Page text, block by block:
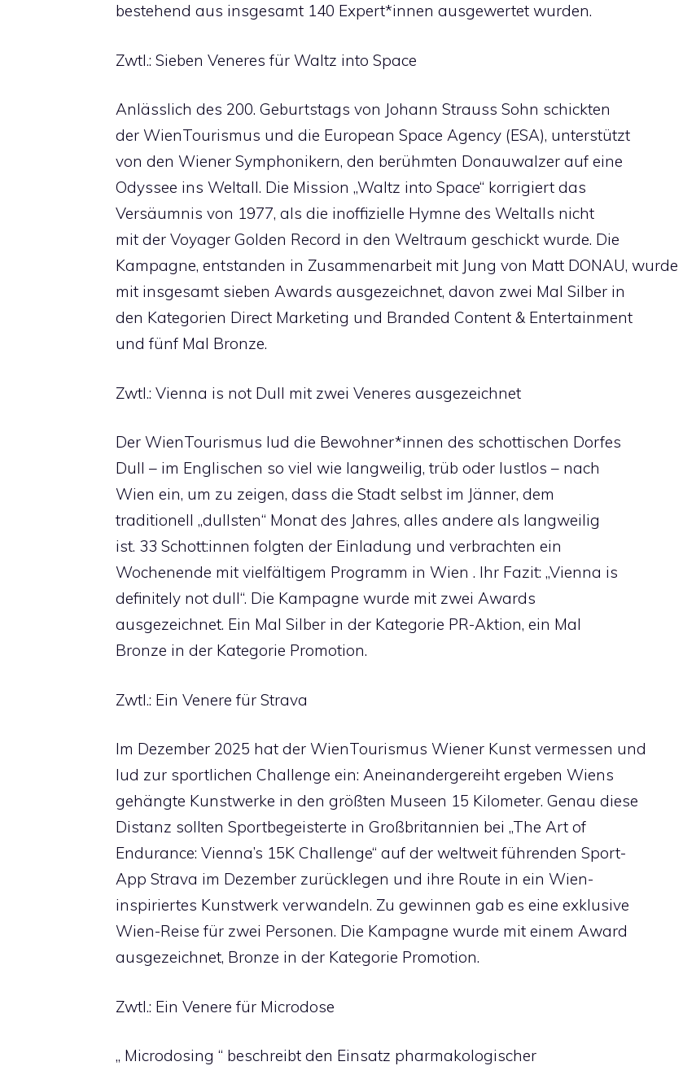
bestehend aus insgesamt 140 Expert*innen ausgewertet wurden.
Zwtl.: Sieben Veneres für Waltz into Space
Anlässlich des 200. Geburtstags von Johann Strauss Sohn schickten
der WienTourismus und die European Space Agency (ESA), unterstützt
von den Wiener Symphonikern, den berühmten Donauwalzer auf eine
Odyssee ins Weltall. Die Mission „Waltz into Space“ korrigiert das
Versäumnis von 1977, als die inoffizielle Hymne des Weltalls nicht
mit der Voyager Golden Record in den Weltraum geschickt wurde. Die
Kampagne, entstanden in Zusammenarbeit mit Jung von Matt DONAU, wurde
mit insgesamt sieben Awards ausgezeichnet, davon zwei Mal Silber in
den Kategorien Direct Marketing und Branded Content & Entertainment
und fünf Mal Bronze.
Zwtl.: Vienna is not Dull mit zwei Veneres ausgezeichnet
Der WienTourismus lud die Bewohner*innen des schottischen Dorfes
Dull – im Englischen so viel wie langweilig, trüb oder lustlos – nach
Wien ein, um zu zeigen, dass die Stadt selbst im Jänner, dem
traditionell „dullsten“ Monat des Jahres, alles andere als langweilig
ist. 33 Schott:innen folgten der Einladung und verbrachten ein
Wochenende mit vielfältigem Programm in Wien . Ihr Fazit: „Vienna is
definitely not dull“. Die Kampagne wurde mit zwei Awards
ausgezeichnet. Ein Mal Silber in der Kategorie PR-Aktion, ein Mal
Bronze in der Kategorie Promotion.
Zwtl.: Ein Venere für Strava
Im Dezember 2025 hat der WienTourismus Wiener Kunst vermessen und
lud zur sportlichen Challenge ein: Aneinandergereiht ergeben Wiens
gehängte Kunstwerke in den größten Museen 15 Kilometer. Genau diese
Distanz sollten Sportbegeisterte in Großbritannien bei „The Art of
Endurance: Vienna’s 15K Challenge“ auf der weltweit führenden Sport-
App Strava im Dezember zurücklegen und ihre Route in ein Wien-
inspiriertes Kunstwerk verwandeln. Zu gewinnen gab es eine exklusive
Wien-Reise für zwei Personen. Die Kampagne wurde mit einem Award
ausgezeichnet, Bronze in der Kategorie Promotion.
Zwtl.: Ein Venere für Microdose
„ Microdosing “ beschreibt den Einsatz pharmakologischer